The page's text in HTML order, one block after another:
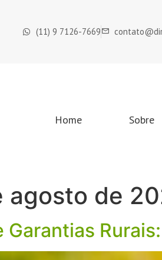
(11) 9 7126-7669
Home Sobre
agosto de
Garantias